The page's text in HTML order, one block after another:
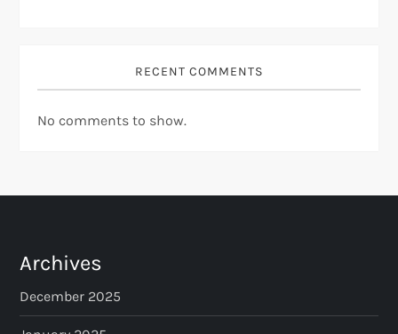
RECENT COMMENTS
No comments to show.
Archives
December 2025